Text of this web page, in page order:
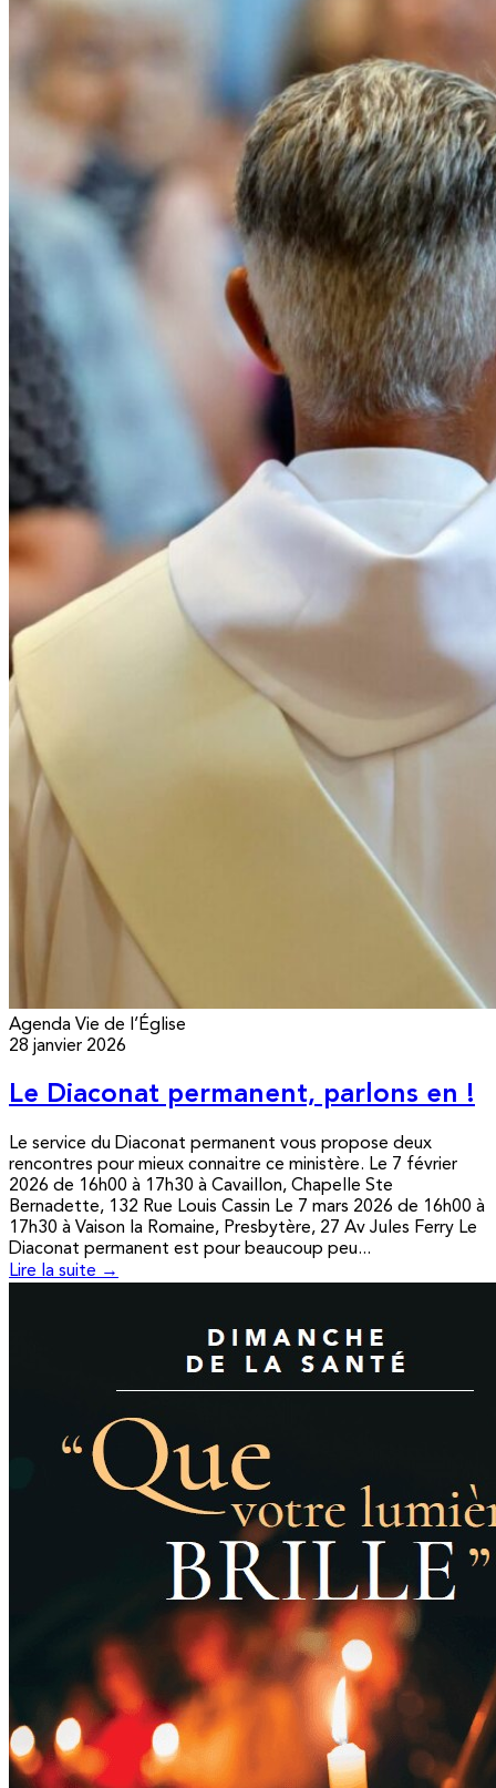
Agenda Vie de l’Église
28 janvier 2026
Le Diaconat permanent, parlons en !
Le service du Diaconat permanent vous propose deux
rencontres pour mieux connaitre ce ministère. Le 7 février
2026 de 16h00 à 17h30 à Cavaillon, Chapelle Ste
Bernadette, 132 Rue Louis Cassin Le 7 mars 2026 de 16h00 à
17h30 à Vaison la Romaine, Presbytère, 27 Av Jules Ferry Le
Diaconat permanent est pour beaucoup peu...
Lire la suite →